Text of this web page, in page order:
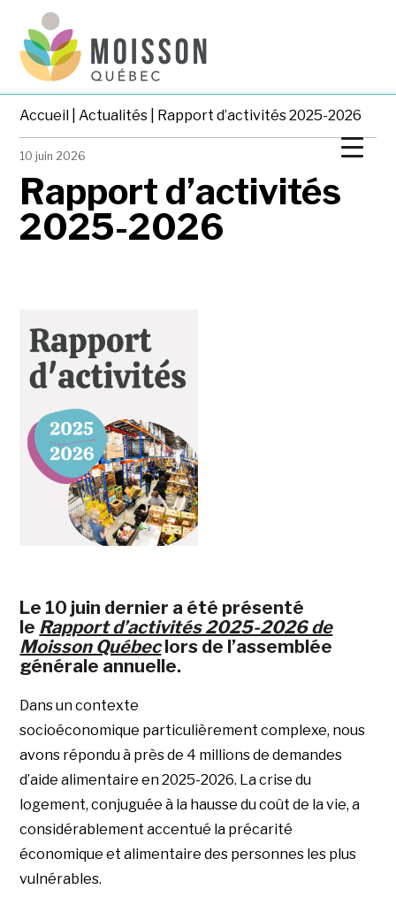
Accueil |Actualités | Rapport d’activités 2025-2026
10 juin 2026
Rapport d’activités
2025-2026
Le 10 juin dernier a été présenté
le Rapport d’activités 2025-2026 de
Moisson Québeclors de l’assemblée
générale annuelle.
Dans un contexte
socioéconomique particulièrement complexe, nous
avons répondu à près de 4 millions de demandes
d’aide alimentaire en 2025-2026. La crise du
logement, conjuguée à la hausse du coût de la vie, a
considérablement accentué la précarité
économique et alimentaire des personnes les plus
vulnérables.